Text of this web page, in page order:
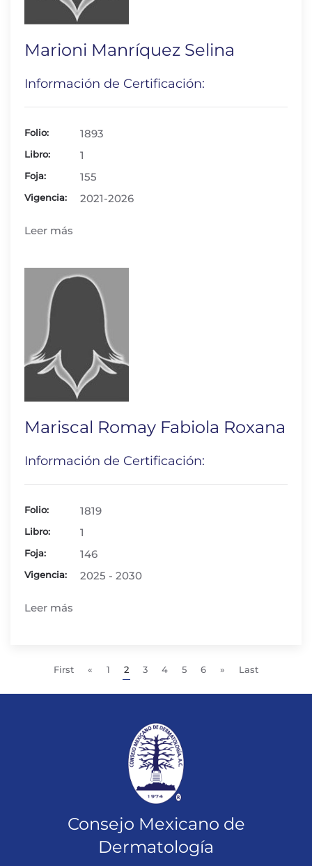
Marioni Manríquez Selina
Información de Certificación:
Folio: 1893
Libro: 1
Foja: 155
Vigencia: 2021-2026
Leer más
Mariscal Romay Fabiola Roxana
Información de Certificación:
Folio: 1819
Libro: 1
Foja: 146
Vigencia: 2025 - 2030
Leer más
First « 1 2 3 4 5 6 » Last
Consejo Mexicano de
Dermatología